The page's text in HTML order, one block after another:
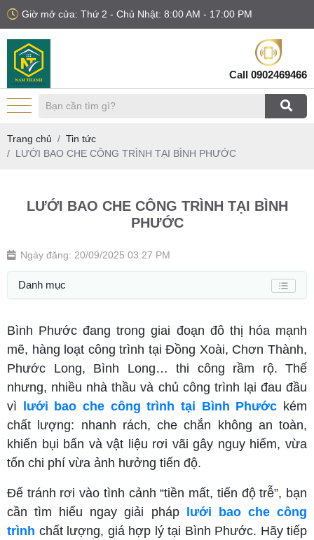
Giờ mở cửa: Thứ 2 - Chủ Nhật: 8:00 AM - 17:00 PM
Call 0902469466
Trang chủ
Tin tức
LƯỚI BAO CHE CÔNG TRÌNH TẠI BÌNH PHƯỚC
LƯỚI BAO CHE CÔNG TRÌNH TẠI BÌNH
PHƯỚC
Ngày đăng: 20/09/2025 03:27 PM
Danh mục
Bình Phước đang trong giai đoạn đô thị hóa mạnh
mẽ, hàng loạt công trình tại Đồng Xoài, Chơn Thành,
Phước Long, Bình Long… thi công rầm rộ. Thế
nhưng, nhiều nhà thầu và chủ công trình lại đau đầu
vì
lưới bao che công trình tại Bình Phước kém
chất lượng: nhanh rách, che chắn không an toàn,
khiến bụi bẩn và vật liệu rơi vãi gây nguy hiểm, vừa
tốn chi phí vừa ảnh hưởng tiến độ.
Để tránh rơi vào tình cảnh “tiền mất, tiến độ trễ”, bạn
cần tìm hiểu ngay giải pháp
lưới bao che công
trình chất lượng, giá hợp lý tại Bình Phước. Hãy tiếp